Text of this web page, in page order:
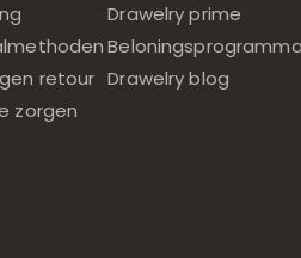
retour
zorgen
Drawelry prime
Drawelry blog